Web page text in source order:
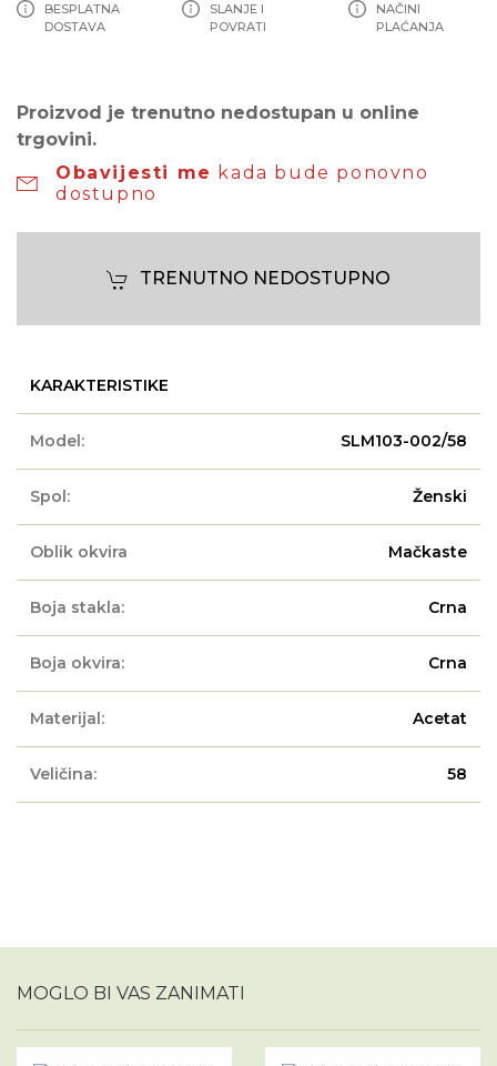
BESPLATNA
DOSTAVA
SLANJE I
POVRATI
NAČINI
PLAĆANJA
Proizvod je trenutno nedostupan u online
trgovini.
Obavijesti me kada bude ponovno
dostupno
TRENUTNO NEDOSTUPNO
KARAKTERISTIKE
Model: SLM103-002/58
Spol: Ženski
Oblik okvira Mačkaste
Boja stakla: Crna
Boja okvira: Crna
Materijal: Acetat
Veličina: 58
MOGLO BI VAS ZANIMATI